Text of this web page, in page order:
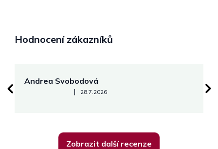
Hodnocení zákazníků
Andrea Svobodová
Hodnocení obchodu je 5 z 5 hvězdiček.
| 28.7.2026
Zobrazit další recenze